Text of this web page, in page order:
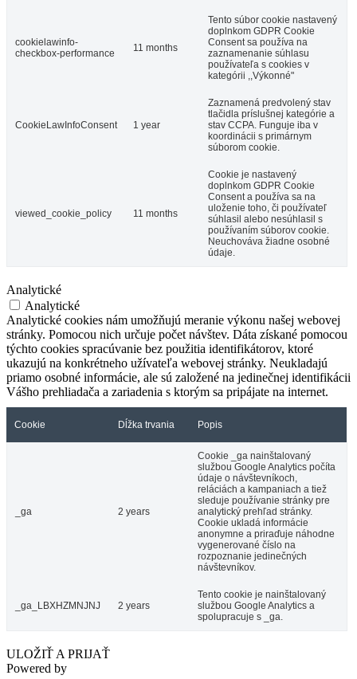
cookielawinfo-
checkbox-performance
11 months
Tento súbor cookie nastavený
doplnkom GDPR Cookie
Consent sa používa na
zaznamenanie súhlasu
používateľa s cookies v
kategórii ,,Výkonné"
CookieLawInfoConsent 1 year
Zaznamená predvolený stav
tlačidla príslušnej kategórie a
stav CCPA. Funguje iba v
koordinácii s primárnym
súborom cookie.
viewed_cookie_policy 11 months
Cookie je nastavený
doplnkom GDPR Cookie
Consent a používa sa na
uloženie toho, či používateľ
súhlasil alebo nesúhlasil s
používaním súborov cookie.
Neuchováva žiadne osobné
údaje.
Analytické
Analytické
Analytické cookies nám umožňujú meranie výkonu našej webovej
stránky. Pomocou nich určuje počet návštev. Dáta získané pomocou
týchto cookies spracúvanie bez použitia identifikátorov, ktoré
ukazujú na konkrétneho užívateľa webovej stránky. Neukladajú
priamo osobné informácie, ale sú založené na jedinečnej identifikácii
Vášho prehliadača a zariadenia s ktorým sa pripájate na internet.
Cookie Dĺžka trvania Popis
_ga 2 years
Cookie _ga nainštalovaný
službou Google Analytics počíta
údaje o návštevníkoch,
reláciách a kampaniach a tiež
sleduje používanie stránky pre
analytický prehľad stránky.
Cookie ukladá informácie
anonymne a priraďuje náhodne
vygenerované číslo na
rozpoznanie jedinečných
návštevníkov.
_ga_LBXHZMNJNJ 2 years
Tento cookie je nainštalovaný
službou Google Analytics a
spolupracuje s _ga.
ULOŽIŤ A PRIJAŤ
Powered by